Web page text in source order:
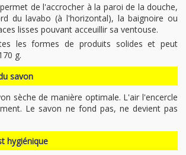
de l'accrocher à la paroi de la douche,
du lavabo (à l'horizontal), la baignoire ou
lisses pouvant acceuillir sa ventouse.
les formes de produits solides et peut
g.
savon
sèche de manière optimale. L'air l'encercle
Le savon ne fond pas, ne devient pas
hygiénique